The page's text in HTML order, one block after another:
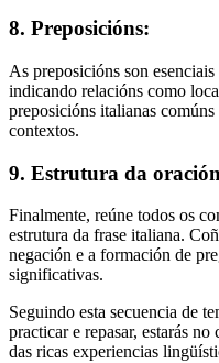
8. Preposicións:
As preposicións son
indicando relacións como
preposicións italianas
contextos.
9. Estrutura da
Finalmente, reúne todos os
estrutura da frase italiana.
negación e a formación de
significativas.
Seguindo esta secuencia de
practicar e repasar, estarás
das ricas experiencias